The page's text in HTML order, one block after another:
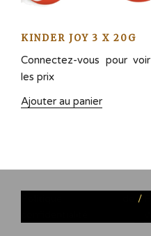
KINDER JOY 3 X 20G
Connectez-vous pour voir
les prix
Ajouter au panier